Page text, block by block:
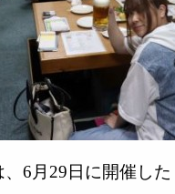
6月29日に開催した